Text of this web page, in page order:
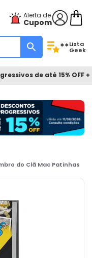
Alerta de
Cupom
**Lista
Geek
de até 15% OFF
do Clã Mac Patinhas